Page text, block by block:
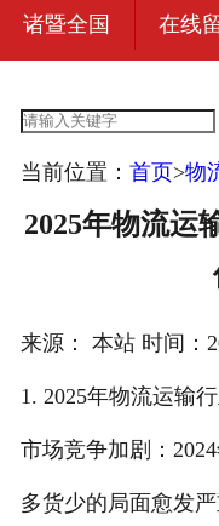
诸暨全国 在线
当前位置： 首页>物
2025年物流运
来源： 本站 时间：
1. 2025年物流运输
市场竞争加剧：
多货少的局面愈发